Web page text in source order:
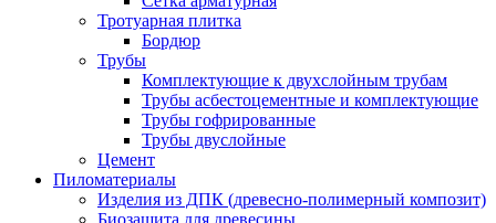
Тротуарная плитка
Бордюр
Трубы
Комплектующие к двухслойным трубам
Трубы асбестоцементные и комплектующие
Трубы гофрированные
Трубы двуслойные
Цемент
Пиломатериалы
Изделия из ДПК (древесно-полимерный композит)
Биозащита для древесины